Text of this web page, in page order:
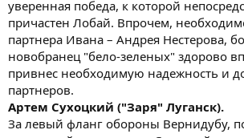
уверенная победа, к которой
причастен Лобай. Впрочем,
партнера Ивана – Андрея Нестерова,
новобранец "бело-зеленых" здорово
привнес необходимую надежность и
партнеров.
Артем Сухоцкий ("Заря" Луганск).
За левый фланг обороны Вернидубу,